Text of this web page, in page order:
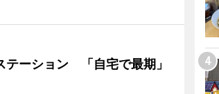
テーション 「自宅で最期」